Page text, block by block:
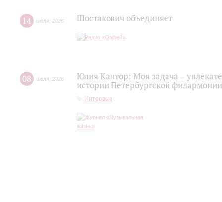
14 июля 2026 Шостакович объединяет
08 июля 2026
Юлия Кантор: Моя задача –
истории Петербургской
Интервью